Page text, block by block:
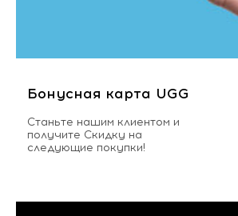
Бонусная карта UGG
Станьте нашим клиентом и
получите Скидку на
следующие покупки!